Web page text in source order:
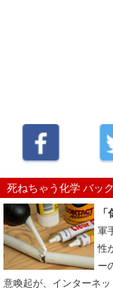
死ねちゃう化学 バッ
軍
性
ー
意喚起が、インターネッ